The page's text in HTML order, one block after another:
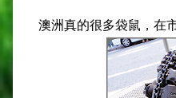
澳洲真的很多袋鼠，在